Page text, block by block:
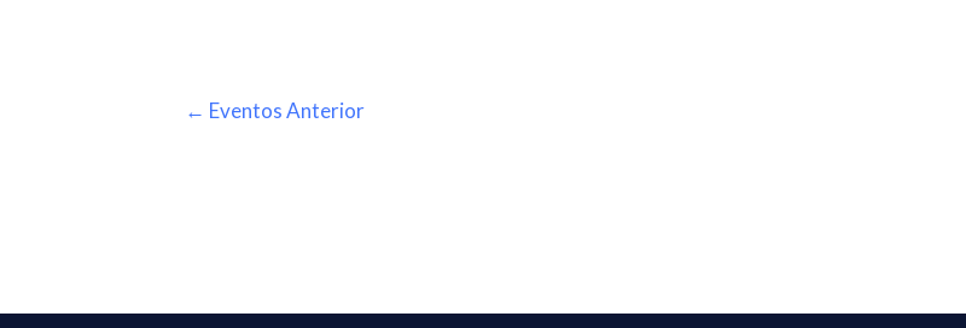
← Eventos Anterior